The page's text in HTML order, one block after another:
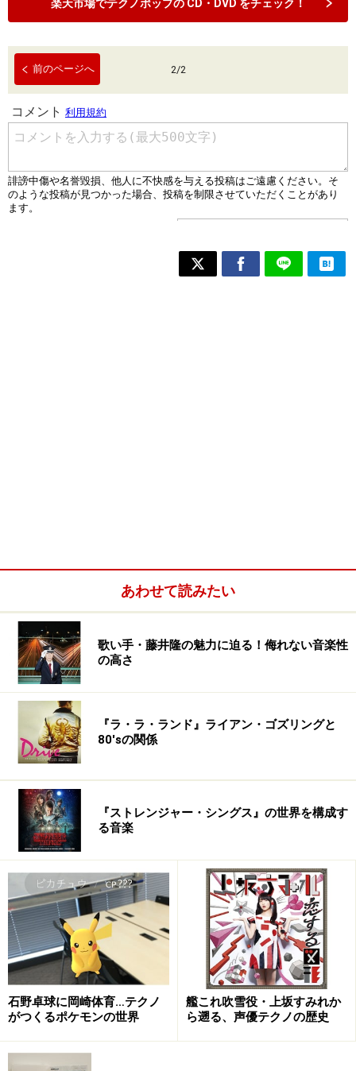
楽天市場でテクノポップの CD・DVD をチェック！
前のページへ 2/2
あわせて読みたい
歌い手・藤井隆の魅力に迫る！侮れない音楽性
の高さ
『ラ・ラ・ランド』ライアン・ゴズリングと
80'sの関係
『ストレンジャー・シングス』の世界を構成す
る音楽
石野卓球に岡崎体育…テクノ
がつくるポケモンの世界
艦これ吹雪役・上坂すみれか
ら遡る、声優テクノの歴史